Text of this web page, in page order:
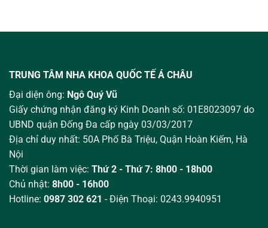
TRUNG TÂM NHA KHOA QUỐC TẾ Á CHÂU
Đại diện ông: Ngô Quý Vũ
Giấy chứng nhận đăng ký Kinh Doanh số: 01E8023097 do
UBND quận Đống Đa cấp ngày 03/03/2017
Địa chỉ duy nhất: 50A Phố Bà Triệu, Quận Hoàn Kiếm, Hà
Nội
Thời gian làm việc: Thứ 2 - Thứ 7: 8h00 - 18h00
Chủ nhật: 8h00 - 16h00
Hotline: 0987 302 621 - Điện Thoại: 0243.9940951